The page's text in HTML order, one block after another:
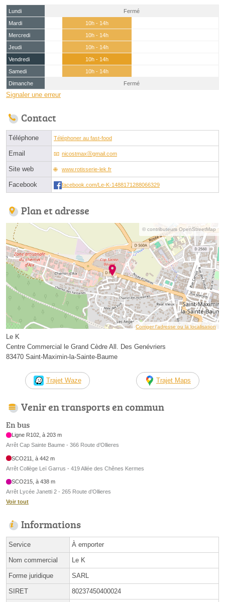
Lundi
Fermé
Mardi
10h - 14h
Mercredi
10h - 14h
Jeudi
10h - 14h
Vendredi
10h - 14h
Samedi
10h - 14h
Dimanche
Fermé
Signaler une erreur
Contact
Téléphone Téléphoner au fast-food
Email nicostmaxⓐgmail.com
Site web www.rotisserie-lek.fr
Facebook facebook.com/Le-K-1488171288066329
Plan et adresse
© contributeurs OpenStreetMap
Corriger l’adresse ou la localisation
Le K
Centre Commercial le Grand Cèdre All. Des Genévriers
83470 Saint-Maximin-la-Sainte-Baume
Trajet Waze Trajet Maps
Venir en transports en commun
En bus
Ligne R102, à 203 m
Arrêt Cap Sainte Baume - 366 Route d’Ollieres
SCO211, à 442 m
Arrêt Collège Leï Garrus - 419 Allée des Chênes Kermes
SCO215, à 438 m
Arrêt Lycée Janetti 2 - 265 Route d’Ollieres
Voir tout
Informations
Service À emporter
Nom commercial Le K
Forme juridique SARL
SIRET 80237450400024